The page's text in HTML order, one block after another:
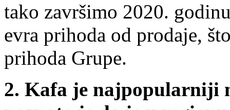
tako završimo 2020.
evra prihoda od prodaje,
prihoda Grupe.
2. Kafa je najpopularniji